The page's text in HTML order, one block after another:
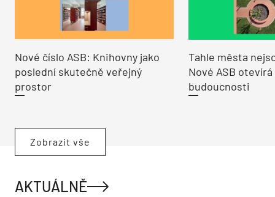
Nové číslo ASB: Knihovny jako
poslední skutečně veřejný
prostor
Tahle města
Nové ASB
budoucnosti
Zobrazit vše
AKTUÁLNĚ